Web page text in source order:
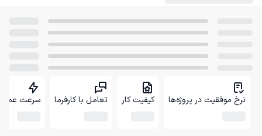
نرخ موفقیت در پروژه‌ها کیفیت کار تعامل با کارفرما سرعت عمل